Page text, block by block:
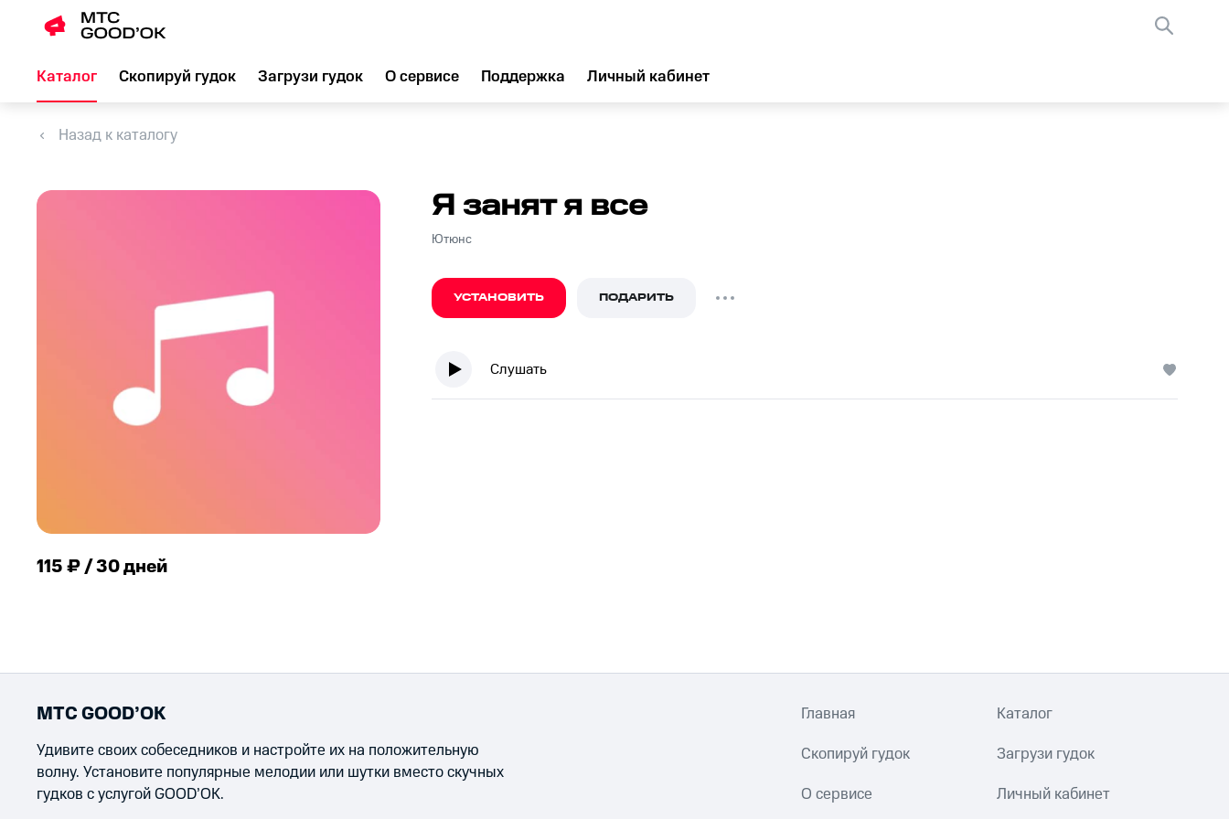
Каталог Скопируй гудок Загрузи гудок О сервисе Поддержка Личный кабинет
Назад к каталогу
115 ₽ / 30 дней
Я занят я все
Ютюнс
УСТАНОВИТЬ ПОДАРИТЬ
Слушать
МТС GOOD’OK
Удивите своих собеседников и настройте их на положительную
волну. Установите популярные мелодии или шутки вместо скучных
гудков с услугой GOOD’OK.
Главная Каталог
Скопируй гудок Загрузи гудок
О сервисе Личный кабинет